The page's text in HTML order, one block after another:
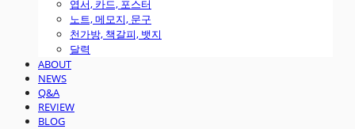
엽서, 카드, 포스터
노트, 메모지, 문구
천가방, 책갈피, 뱃지
달력
ABOUT
NEWS
Q&A
REVIEW
BLOG